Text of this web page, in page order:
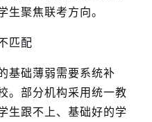
生聚焦联考方向。
匹配
基础薄弱需要系统补
。部分机构采用统一教
生跟不上、基础好的学